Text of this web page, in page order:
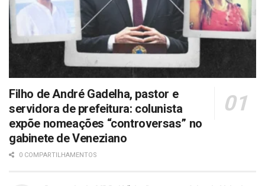
Filho de André Gadelha, pastor e
servidora de prefeitura: colunista
expõe nomeações “controversas” no
gabinete de Veneziano
0 COMPARTILHAMENTOS